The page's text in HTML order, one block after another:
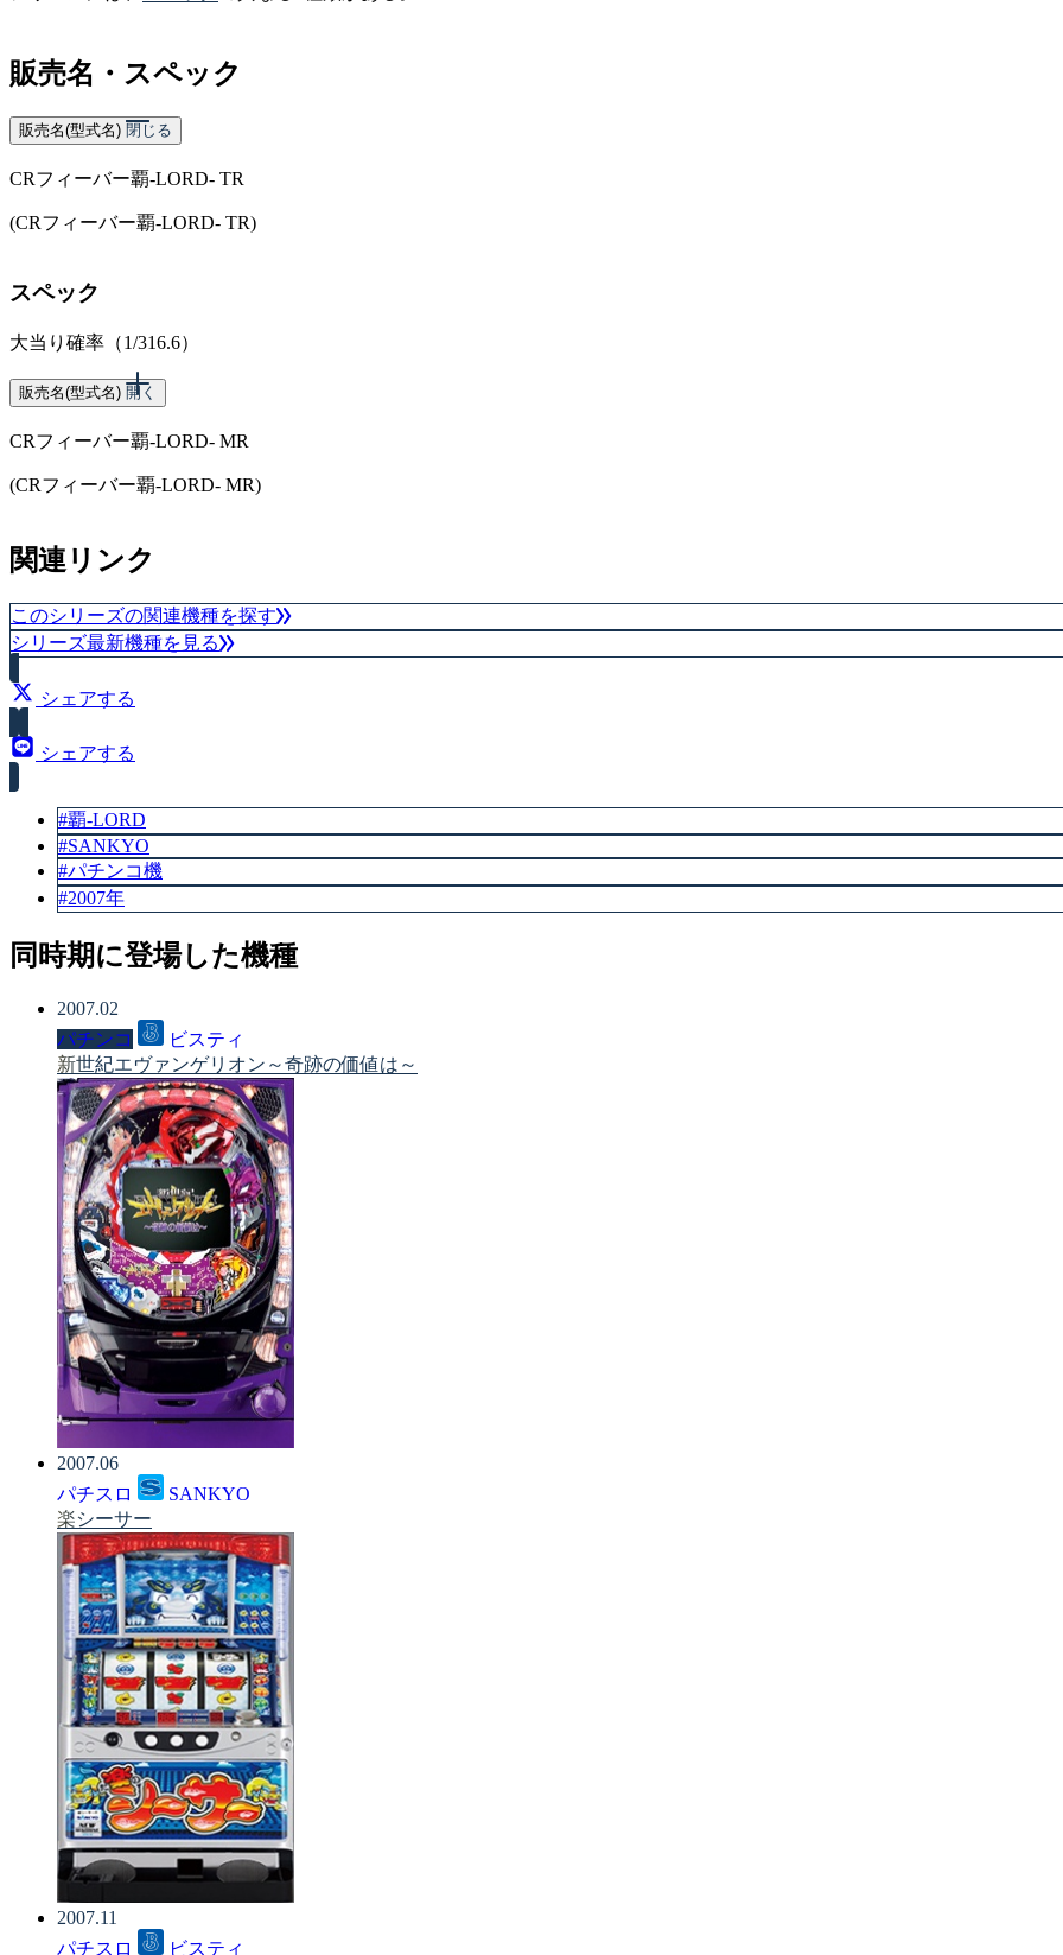
販売名・スペック
販売名(型式名) 閉じる
CRフィーバー覇-LORD- TR
(CRフィーバー覇-LORD- TR)
スペック
大当り確率（1/316.6）
販売名(型式名) 開く
CRフィーバー覇-LORD- MR
(CRフィーバー覇-LORD- MR)
スペック
大当り確率（1/99.9）
関連リンク
このシリーズの関連機種を探す
シリーズ最新機種を見る
シェアする
シェアする
#覇-LORD
#SANKYO
#パチンコ機
#2007年
同時期に登場した機種
2007.02
パチンコ
ビスティ
新世紀エヴァンゲリオン～奇跡の価値は～
2007.06
パチスロ
SANKYO
楽シーサー
2007.11
パチスロ
ビスティ